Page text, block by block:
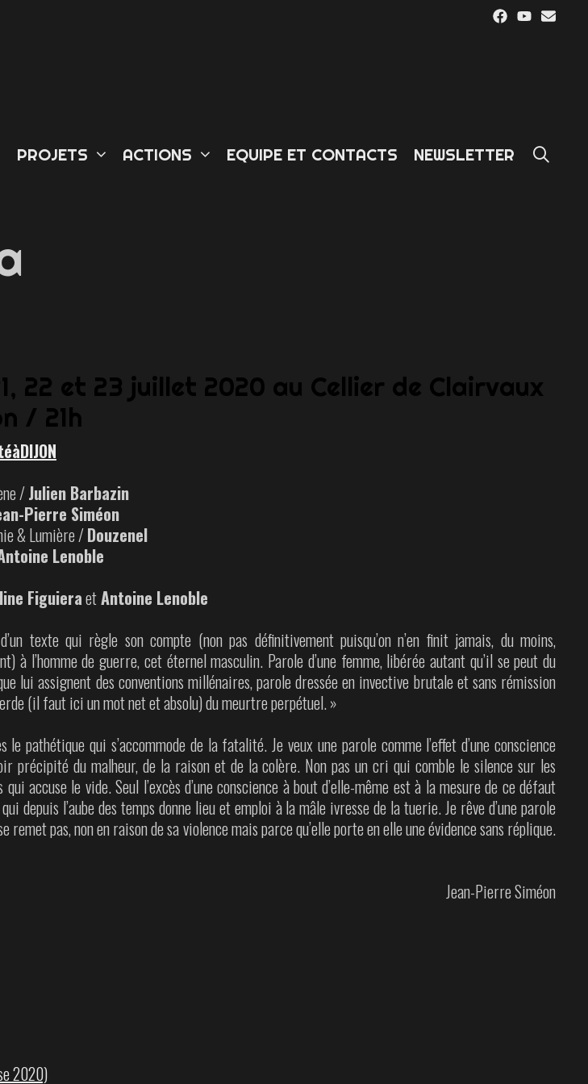
PROJETS ACTIONS EQUIPE ET CONTACTS NEWSLETTER
22 et 23 juillet 2020 au Cellier de Clairvaux
/ 21h
/Julien Barbazin
Pierre Siméon
& Lumière /Douzenel
Lenoble
FiguieraetAntoine Lenoble
texte qui règle son compte (non pas définitivement puisqu’on n’en finit jamais, du moins,
à l’homme de guerre, cet éternel masculin. Parole d’une femme, libérée autant qu’il se peut du
lui assignent des conventions millénaires, parole dressée en invective brutale et sans rémission
(il faut ici un mot net et absolu) du meurtre perpétuel. »
le pathétique qui s’accommode de la fatalité. Je veux une parole comme l’effet d’une conscience
précipité du malheur, de la raison et de la colère. Non pas un cri qui comble le silence sur les
accuse le vide. Seul l’excès d’une conscience à bout d’elle-même est à la mesure de ce défaut
depuis l’aube des temps donne lieu et emploi à la mâle ivresse de la tuerie. Je rêve d’une parole
remet pas, non en raison de sa violence mais parce qu’elle porte en elle une évidence sans réplique.
Jean-Pierre Siméon
2020)